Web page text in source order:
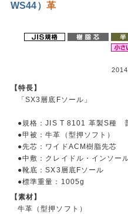
WS44） 革
【特長】
「SX3層底Fソール」
●規格：JIS T 8101 革製S種
●甲被：牛革（型押ソフト）
●先芯：ワイドACM樹脂先芯
●中敷：クレイドル・インソー
●靴底：SX3層底Fソール
●標準重量：1005g
【素材】
牛革（型押ソフト）